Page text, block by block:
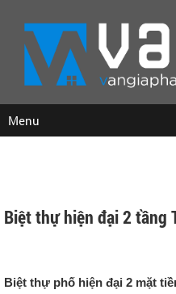
Menu
Biệt thự hiện đại 2 tầng
Biệt thự phố hiện đại 2 mặt